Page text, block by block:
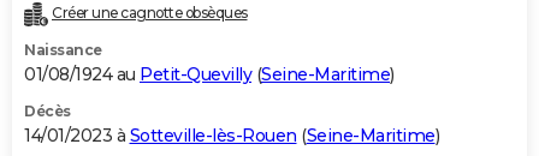
Créer une cagnotte obsèques
Naissance
01/08/1924 au Petit-Quevilly(Seine-Maritime)
Décès
14/01/2023 à Sotteville-lès-Rouen (Seine-Maritime)